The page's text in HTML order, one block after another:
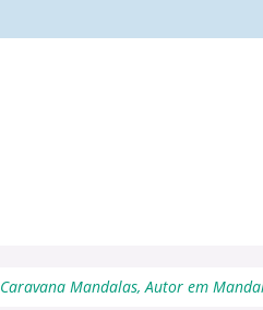
Caravana Mandalas, Autor em